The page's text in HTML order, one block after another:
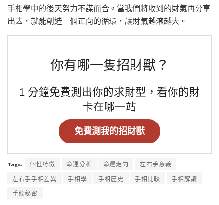
手相學中的後天努力不謀而合。當我們將收到的財氣再分享
出去，就能創造一個正向的循環，讓財氣越滾越大。
你有哪一隻招財獸？
1 分鐘免費測出你的求財型，看你的財
卡在哪一站
免費測我的招財獸
Tags: 個性特徵 命運分析 命運走向
左右手意義
左右手手相差異
手相學 手相歷史 手相比較
手相解讀
手紋秘密